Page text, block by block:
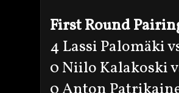
First Round
4 Lassi Palomäki
0 Niilo Kalakoski